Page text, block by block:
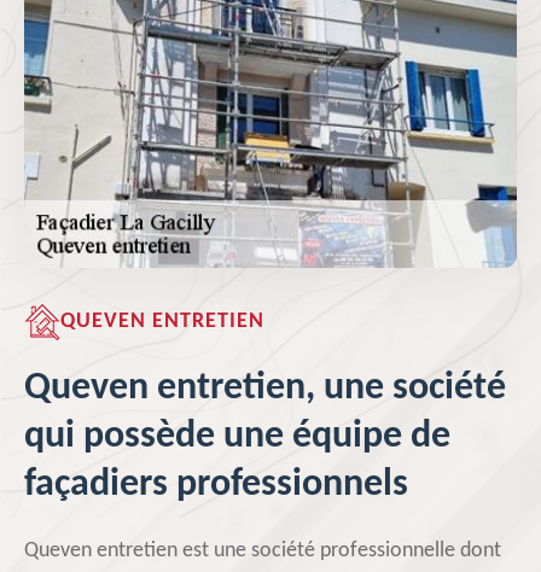
QUEVEN ENTRETIEN
Queven entretien, une société
qui possède une équipe de
façadiers professionnels
Queven entretien est une société professionnelle dont